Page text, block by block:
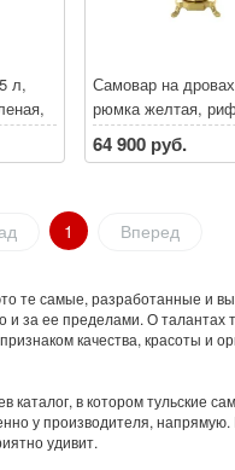
л,
Самовар на
рюмка желтая,
с витыми ручками
64 900 руб.
1 Вперед
те самые, разработанные и
за ее пределами. О талантах
качества, красоты и
каталог, в котором тульские
у производителя,
удивит.